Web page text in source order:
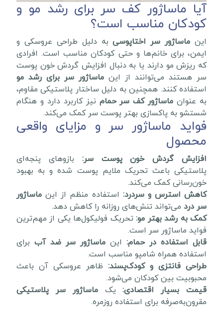
آیا ماساژور کف سر برای رشد مو و
کودکان مناسب است؟
این ماساژور سر اختاپوسیبه دلیل طراحی عروسکی و
ایمن، برای خانم‌ها و حتی کودکان مناسب است. افرادی
که ریزش مو دارند یا به دنبال افزایش گردش خون پوست
سر هستند می‌توانند از این ماساژور سر برای رشد مو
استفاده کنند. همچنین به دلیل ساختار پلاستیکی مقاوم،
به عنوان ماساژور کف سر حمام نیز کاربرد دارد و هنگام
شستشو به پاکسازی بهتر پوست سر کمک می‌کند.
فواید ماساژور سر و مزایای واقعی
محصول
افزایش گردش خون پوست سر: بازوهای پنجه‌ای
پلاستیکی باعث تحریک ملایم پوست شده و به بهبود
خون‌رسانی کمک می‌کند.
کاهش استرس و سردرد: استفاده منظم از این ماساژور
سر درد می‌تواند تنش‌های روزانه را کاهش دهد.
کمک به رشد بهتر مو:تحریک فولیکول‌ها یکی از مهم‌ترین
فواید ماساژور سر است.
قابل استفاده در حمام: این ماساژور سر ضد آب برای
استفاده همراه شامپو مناسب است.
طراحی فانتزی و کودک‌پسند: ظاهر عروسکی آن باعث
محبوبیت بین کودکان می‌شود.
قیمت بسیار اقتصادی:یکماساژور سر پلاستیکی
مقرون‌به‌صرفه برای استفاده روزمره.